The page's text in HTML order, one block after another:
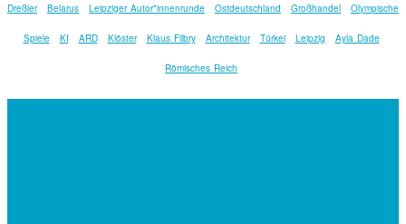
Dreßler Belarus Leipziger Autor*innenrunde Ostdeutschland Großhandel Olympische
Spiele KI ARD Klöster Klaus Filbry Architektur Türkei Leipzig Ayla Dade
Römisches Reich